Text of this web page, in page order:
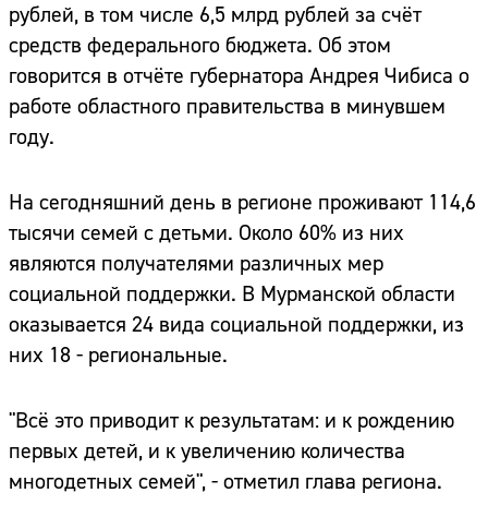
рублей, в том числе 6,5 млрд рублей за счёт
средств федерального бюджета. Об этом
говорится в отчёте губернатора Андрея Чибиса о
работе областного правительства в минувшем
году.
На сегодняшний день в регионе проживают 114,6
тысячи семей с детьми. Около 60% из них
являются получателями различных мер
социальной поддержки. В Мурманской области
оказывается 24 вида социальной поддержки, из
них 18 - региональные.
"Всё это приводит к результатам: и к рождению
первых детей, и к увеличению количества
многодетных семей", - отметил глава региона.